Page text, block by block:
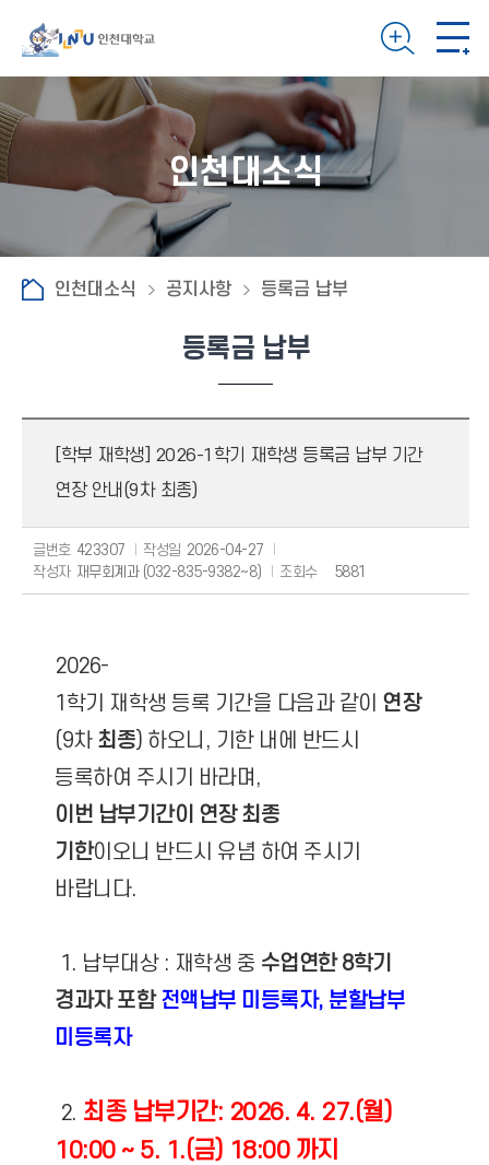
인천대소식
인천대소식 공지사항 등록금 납부
등록금 납부
[학부 재학생] 2026-1학기 재학생 등록금 납부 기간
연장 안내(9차 최종)
글번호 423307 작성일 2026-04-27
작성자 재무회계과 (032-835-9382~8) 조회수 5881
2026-
1학기 재학생 등록 기간을 다음과 같이 연장
(9차 최종) 하오니, 기한 내에 반드시
등록하여 주시기 바라며,
이번 납부기간이 연장 최종
기한이오니 반드시 유념 하여 주시기
바랍니다.
1. 납부대상 : 재학생 중 수업연한 8학기
경과자 포함 전액납부 미등록자, 분할납부
미등록자
2. 최종 납부기간: 2026. 4. 27.(월)
10:00 ~ 5. 1.(금) 18:00 까지